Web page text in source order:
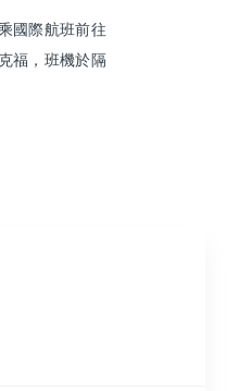
國際航班前往
福，班機於隔